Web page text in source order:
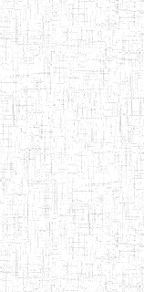
2010 ENIEG
ENIEG
ENIEG